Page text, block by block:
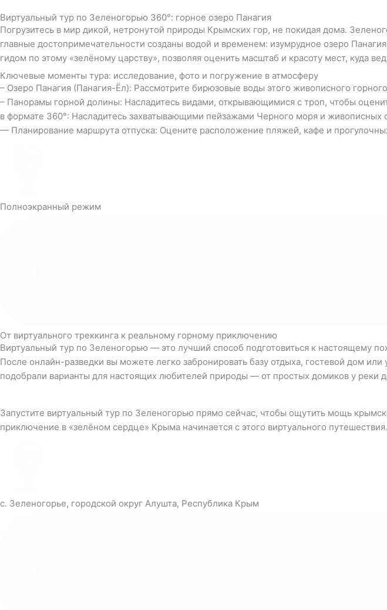
Виртуальный тур по Зеленогорью 360°: горное озеро Панагия
Погрузитесь в мир дикой, нетронутой природы Крымских гор, не покидая дома.
главные достопримечательности созданы водой и временем: изумрудное озеро
гидом по этому «зелёному царству», позволяя оценить масштаб и красоту мест, куда
Ключевые моменты тура: исследование, фото и погружение в атмосферу
– Озеро Панагия (Панагия-Ёл): Рассмотрите бирюзовые воды этого живописного
– Панорамы горной долины: Насладитесь видами, открывающимися с троп, чтобы
в формате 360°: Насладитесь захватывающими пейзажами Черного моря и живописных
— Планирование маршрута отпуска: Оцените расположение пляжей, кафе и
Полноэкранный режим
От виртуального треккинга к реальному горному приключению
Виртуальный тур по Зеленогорью — это лучший способ подготовиться к настоящему
После онлайн-разведки вы можете легко забронировать базу отдыха, гостевой дом
подобрали варианты для настоящих любителей природы — от простых домиков у реки
Запустите виртуальный тур по Зеленогорью прямо сейчас, чтобы ощутить мощь
приключение в «зелёном сердце» Крыма начинается с этого виртуального путешествия.
с. Зеленогорье, городской округ Алушта, Республика Крым